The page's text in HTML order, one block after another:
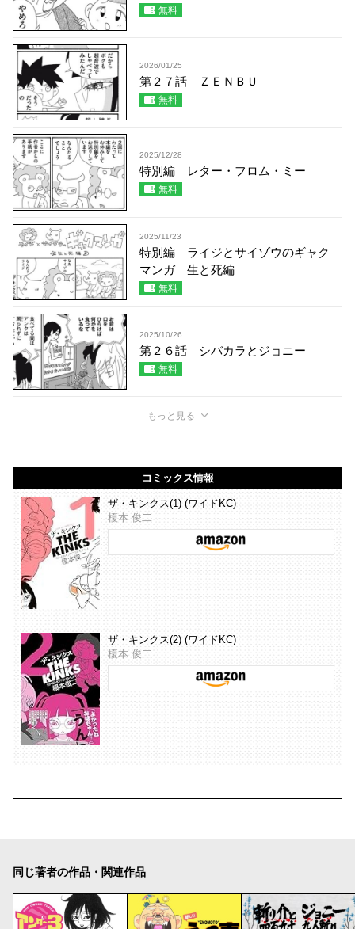
無料
2026/01/25
第２７話 ＺＥＮＢＵ
無料
2025/12/28
特別編 レター・フロム・ミー
無料
2025/11/23
特別編 ライジとサイゾウのギャク
マンガ 生と死編
無料
2025/10/26
第２６話 シバカラとジョニー
無料
もっと見る
コミックス情報
ザ・キンクス(1) (ワイドKC)
榎本 俊二
ザ・キンクス(2) (ワイドKC)
榎本 俊二
同じ著者の作品・関連作品